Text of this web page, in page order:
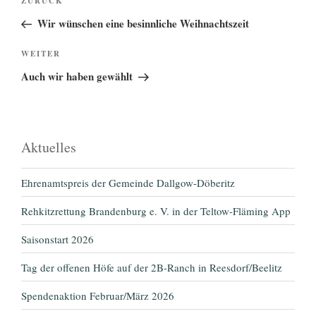
BeitragWir wünschen eine besinnliche Weihnachtszeit
Nächster
Beitrag
WEITER
Auch wir haben gewählt
Aktuelles
Ehrenamtspreis der Gemeinde Dallgow-Döberitz
Rehkitzrettung Brandenburg e. V. in der Teltow-Fläming App
Saisonstart 2026
Tag der offenen Höfe auf der 2B-Ranch in Reesdorf/Beelitz
Spendenaktion Februar/März 2026